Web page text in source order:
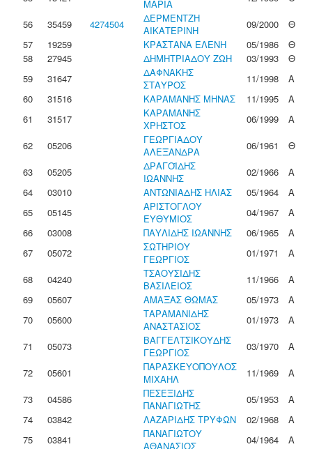
ΜΑΡΙΑ
56
35459 4274504
ΔΕΡΜΕΝΤΖΗ
ΑΙΚΑΤΕΡΙΝΗ
09/2000
Θ
57
19259 ΚΡΑΣΤΑΝΑ ΕΛΕΝΗ 05/1986
Θ
58
27945 ΔΗΜΗΤΡΙΑΔΟΥ ΖΩΗ 03/1993
Θ
59
31647
ΔΑΦΝΑΚΗΣ
ΣΤΑΥΡΟΣ
11/1998
Α
60
31516 ΚΑΡΑΜΑΝΗΣ ΜΗΝΑΣ 11/1995
Α
61
31517
ΚΑΡΑΜΑΝΗΣ
ΧΡΗΣΤΟΣ
06/1999
Α
62
05206
ΓΕΩΡΓΙΑΔΟΥ
ΑΛΕΞΑΝΔΡΑ
06/1961
Θ
63
05205
ΔΡΑΓΟΪΔΗΣ
ΙΩΑΝΝΗΣ
02/1966
Α
64
03010 ΑΝΤΩΝΙΑΔΗΣ ΗΛΙΑΣ 05/1964
Α
65
05145
ΑΡΙΣΤΟΓΛΟΥ
ΕΥΘΥΜΙΟΣ
04/1967
Α
66
03008 ΠΑΥΛΙΔΗΣ ΙΩΑΝΝΗΣ 06/1965
Α
67
05072
ΣΩΤΗΡΙΟΥ
ΓΕΩΡΓΙΟΣ
01/1971
Α
68
04240
ΤΣΑΟΥΣΙΔΗΣ
ΒΑΣΙΛΕΙΟΣ
11/1966
Α
69
05607 ΑΜΑΞΑΣ ΘΩΜΑΣ 05/1973
Α
70
05600
ΤΑΡΑΜΑΝΙΔΗΣ
ΑΝΑΣΤΑΣΙΟΣ
01/1973
Α
71
05073
ΒΑΓΓΕΛΤΣΙΚΟΥΔΗΣ
ΓΕΩΡΓΙΟΣ
03/1970
Α
72
05601
ΠΑΡΑΣΚΕΥΟΠΟΥΛΟΣ
ΜΙΧΑΗΛ
11/1969
Α
73
04586
ΠΕΣΕΞΙΔΗΣ
ΠΑΝΑΓΙΩΤΗΣ
05/1953
Α
74
03842 ΛΑΖΑΡΙΔΗΣ ΤΡΥΦΩΝ 02/1968
Α
75
03841
ΠΑΝΑΓΙΩΤΟΥ
ΑΘΑΝΑΣΙΟΣ
04/1964
Α